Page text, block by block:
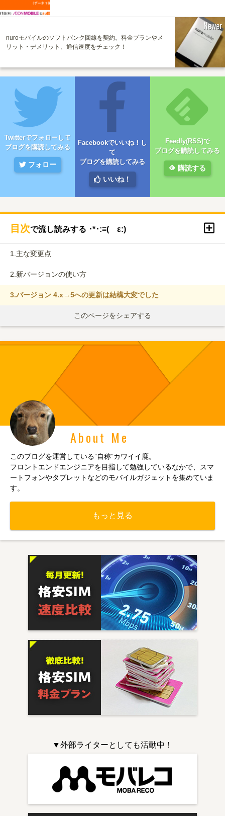
nuroモバイルのソフトバンク回線を契約。料金プランやメ
リット・デメリット、通信速度をチェック！
Newer
Twitterでフォローして
ブログを購読してみる
フォロー
Facebookでいいね！し
て
ブログを購読してみる
いいね！
Feedly(RSS)で
ブログを購読してみる
購読する
About Me
このブログを運営している”自称”カワイイ鹿。
フロントエンドエンジニアを目指して勉強しているなかで、スマ
ートフォンやタブレットなどのモバイルガジェットを集めていま
す。
もっと見る
▼外部ライターとしても活動中！
目次で流し読みする ･*･:≡( ε:)
1. 主な変更点
2. 新バージョンの使い方
3.バージョン 4.x→5への更新は結構大変でした
このページをシェアする